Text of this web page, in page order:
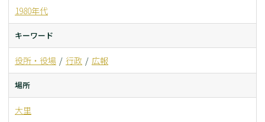
1980年代
キーワード
役所・役場 行政 広報
場所
大里